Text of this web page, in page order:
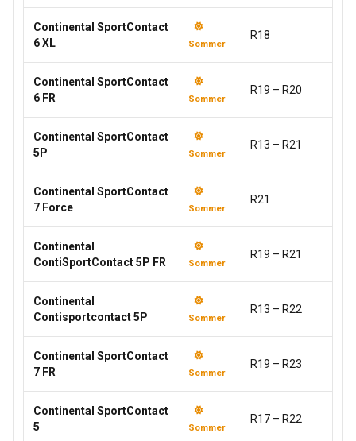
Continental SportContact
6 XL
Sommer
R18
Continental SportContact
6 FR
Sommer
R19 – R20
Continental SportContact
5P
Sommer
R13 – R21
Continental SportContact
7 Force
Sommer
R21
Continental
ContiSportContact 5P FR
Sommer
R19 – R21
Continental
Contisportcontact 5P
Sommer
R13 – R22
Continental SportContact
7 FR
Sommer
R19 – R23
Continental SportContact
5
Sommer
R17 – R22